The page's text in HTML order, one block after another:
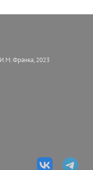
Франка, 2023